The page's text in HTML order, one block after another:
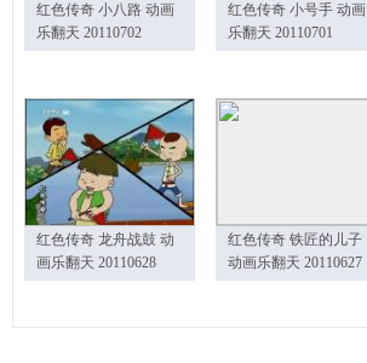
红色传奇 小八路 动画
乐翻天 20110702
红色传奇 小号手 动画
乐翻天 20110701
红色传奇 龙舟战鼓 动
画乐翻天 20110628
红色传奇 铁匠的儿子
动画乐翻天 20110627